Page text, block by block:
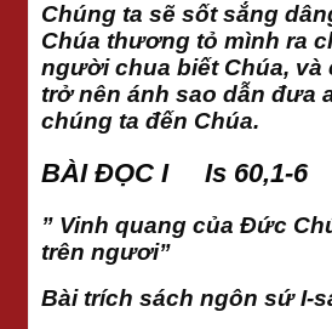
Chúng ta sẽ sốt sắng
Chúa thương tỏ mình ra
người chua biết Chúa, và
trở nên ánh sao dẫn đưa
chúng ta đến Chúa.
BÀI ĐỌC I Is 60,1-6
” Vinh quang của Đức
trên ngươi”
Bài trích sách ngôn sứ I-